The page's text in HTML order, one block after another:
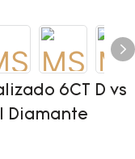
6CT D vs
Diamante